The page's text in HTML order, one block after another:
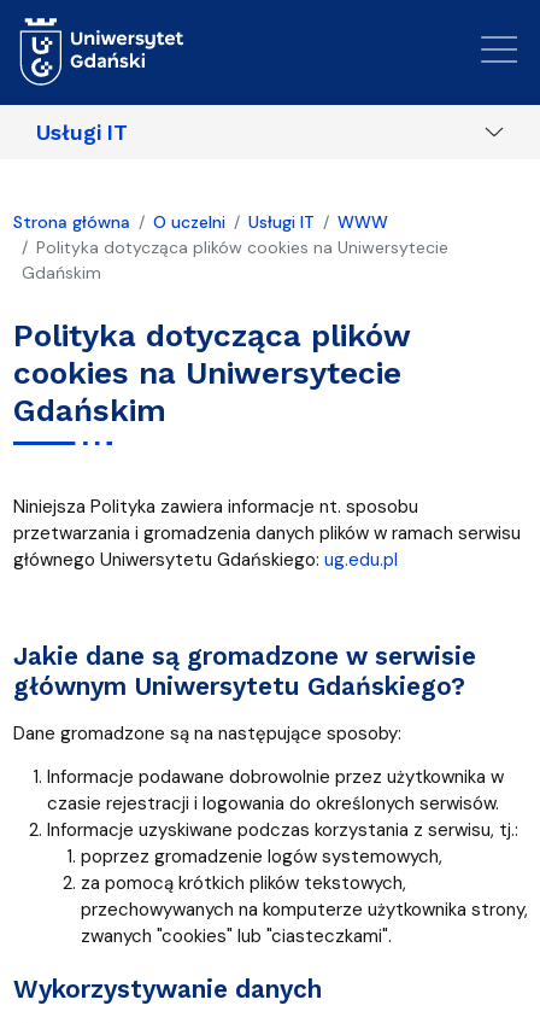
Usługi IT
Strona główna O uczelni Usługi IT
WWW
Polityka dotycząca plików cookies na Uniwersytecie
Gdańskim
Polityka dotycząca plików
cookies na Uniwersytecie
Gdańskim
Niniejsza Polityka zawiera informacje nt. sposobu
przetwarzania i gromadzenia danych plików w ramach serwisu
głównego Uniwersytetu Gdańskiego: ug.edu.pl
Jakie dane są gromadzone w serwisie
głównym Uniwersytetu Gdańskiego?
Dane gromadzone są na następujące sposoby:
Informacje podawane dobrowolnie przez użytkownika w
czasie rejestracji i logowania do określonych serwisów.
Informacje uzyskiwane podczas korzystania z serwisu, tj.:
poprzez gromadzenie logów systemowych,
za pomocą krótkich plików tekstowych,
przechowywanych na komputerze użytkownika strony,
zwanych "cookies" lub "ciasteczkami".
Wykorzystywanie danych